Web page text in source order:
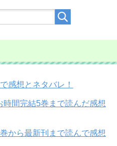
感想とネタバレ！
間完結5巻まで読んだ感想
から最新刊まで読んで感想